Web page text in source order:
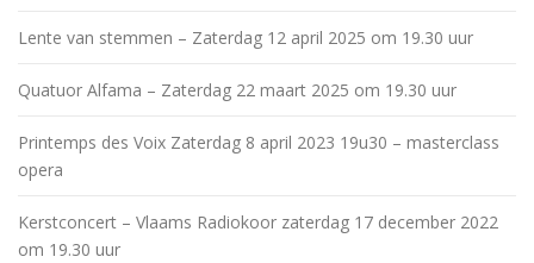
Lente van stemmen – Zaterdag 12 april 2025 om 19.30 uur
Quatuor Alfama – Zaterdag 22 maart 2025 om 19.30 uur
Printemps des Voix Zaterdag 8 april 2023 19u30 – masterclass
opera
Kerstconcert – Vlaams Radiokoor zaterdag 17 december 2022
om 19.30 uur